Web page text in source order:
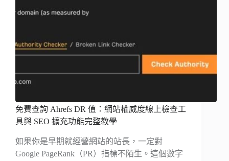
免費查詢 Ahrefs DR 值：網站權威度線上檢查工
具與 SEO 擴充功能完整教學
如果你是早期就經營網站的站長，一定對
Google PageRank（PR）指標不陌生。這個數字